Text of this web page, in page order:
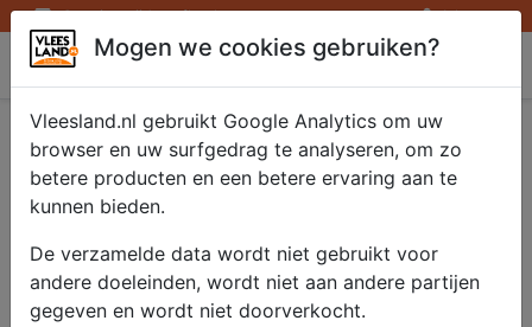
Openingstijden afhaalpunten Inloggen
Vleesland
Kip Barbecueworst
gegaard 4x100gr.
Artikelnummer
51801
Mogen we cookies gebruiken?
Vleesland.nl gebruikt Google Analytics om uw
browser en uw surfgedrag te analyseren, om zo
betere producten en een betere ervaring aan te
kunnen bieden.
De verzamelde data wordt niet gebruikt voor
andere doeleinden, wordt niet aan andere partijen
gegeven en wordt niet doorverkocht.